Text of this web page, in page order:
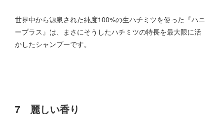
世界中から源泉された純度100%の生ハチミツを使った『ハニ
ープラス』は、まさにそうしたハチミツの特長を最大限に活
かしたシャンプーです。
7 麗しい香り